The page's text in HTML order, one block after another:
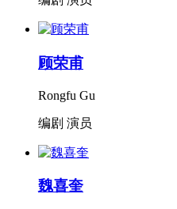
顾荣甫
Rongfu Gu
编剧 演员
魏喜奎